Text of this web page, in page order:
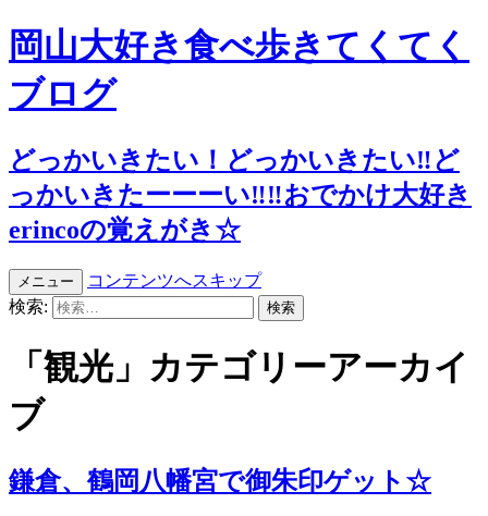
岡山大好き食べ歩きてくてく
ブログ
どっかいきたい！どっかいきたい‼︎ど
っかいきたーーーい‼︎‼︎おでかけ大好き
erincoの覚えがき☆
メニュー
コンテンツへスキップ
検索:
「観光」カテゴリーアーカイ
ブ
鎌倉、鶴岡八幡宮で御朱印ゲット☆